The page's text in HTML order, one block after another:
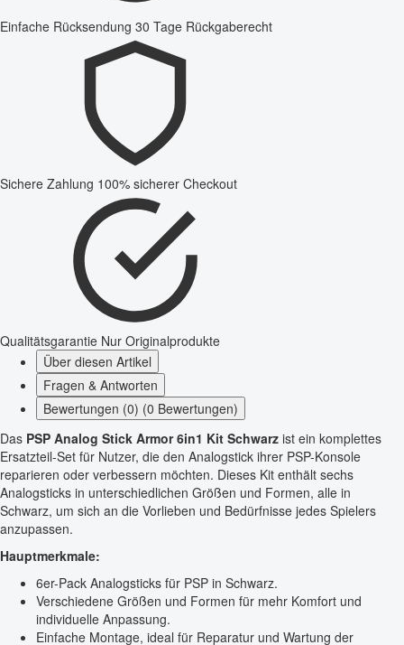
Einfache Rücksendung 30 Tage Rückgaberecht
Sichere Zahlung 100% sicherer Checkout
Qualitätsgarantie Nur Originalprodukte
Über diesen Artikel
Fragen & Antworten
Bewertungen (0) (0 Bewertungen)
Das PSP Analog Stick Armor 6in1 Kit Schwarz ist ein komplettes
Ersatzteil-Set für Nutzer, die den Analogstick ihrer PSP-Konsole
reparieren oder verbessern möchten. Dieses Kit enthält sechs
Analogsticks in unterschiedlichen Größen und Formen, alle in
Schwarz, um sich an die Vorlieben und Bedürfnisse jedes Spielers
anzupassen.
Hauptmerkmale:
6er-Pack Analogsticks für PSP in Schwarz.
Verschiedene Größen und Formen für mehr Komfort und
individuelle Anpassung.
Einfache Montage, ideal für Reparatur und Wartung der